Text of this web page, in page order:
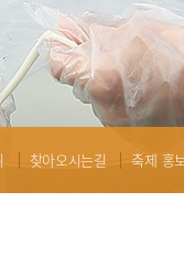
찾아오시는길 축제 홍